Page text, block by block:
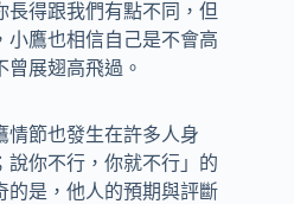
長得跟我們有點不同，但
小鷹也相信自己是不會高
展翅高飛過。
情節也發生在許多人身
說你不行，你就不行」的
的是，他人的預期與評斷